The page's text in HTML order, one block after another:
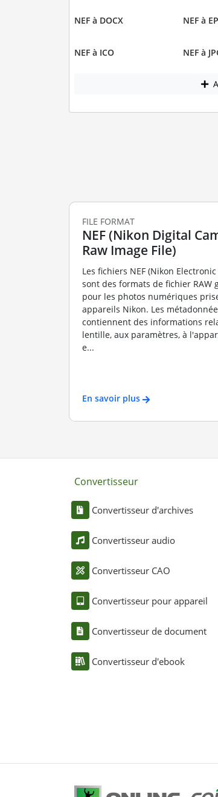
NEF à DOCX NEF à
NEF à ICO NEF à
FILE FORMAT
NEF (Nikon Digital
Raw Image File)
Les fichiers NEF (Nikon
sont des formats de fichier RAW
pour les photos numériques
appareils Nikon. Les
contiennent des informations
lentille, aux paramètres, à
e...
En savoir plus
Convertisseur
Convertisseur d'archives
Convertisseur audio
Convertisseur CAO
Convertisseur pour appareil
Convertisseur de document
Convertisseur d'ebook